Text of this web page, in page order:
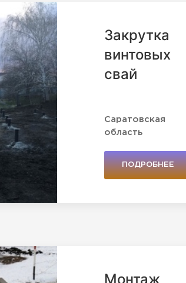
Закрутка
винтовых
свай
Саратовская
область
ПОДРОБНЕЕ
Монтаж